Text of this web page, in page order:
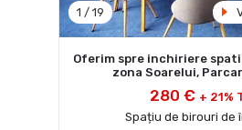
1 / 19
Oferim spre inchiriere
zona Soarelui,
280 € + 21%
Spațiu de birouri de